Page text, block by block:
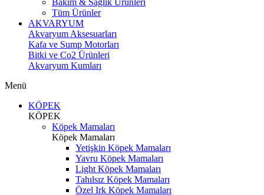
Bakım & Sağlık Ürünleri
Tüm Ürünler
AKVARYUM
Akvaryum Aksesuarları
Kafa ve Sump Motorları
Bitki ve Co2 Ürünleri
Akvaryum Kumları
Menü
KÖPEK
KÖPEK
Köpek Mamaları
Köpek Mamaları
Yetişkin Köpek Mamaları
Yavru Köpek Mamaları
Light Köpek Mamaları
Tahılsız Köpek Mamaları
Özel Irk Köpek Mamaları